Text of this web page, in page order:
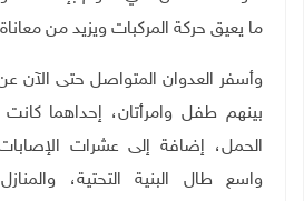
ما يعيق حركة المركبات ويزيد من
بينهم طفل وامرأتان، إحداهما
الحمل، إضافة إلى عشرات الإصابات
واسع طال البنية التحتية،